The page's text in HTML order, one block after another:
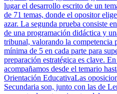
lugar el desarrollo escrito de un
de 71 temas, donde el opositor
azar. La segunda prueba consiste
de una programación didáctica y
tribunal, valorando la competencia
mínima de 5 en cada parte para
preparación estratégica es clave.
acompañamos desde el temario
Orientación EducativaLas
Secundaria son, junto con las de